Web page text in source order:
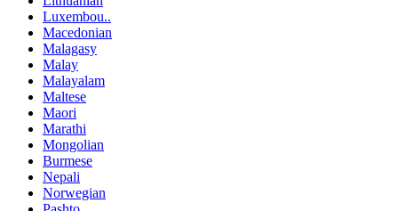
Luxembou..
Macedonian
Malagasy
Malay
Malayalam
Maltese
Maori
Marathi
Mongolian
Burmese
Nepali
Norwegian